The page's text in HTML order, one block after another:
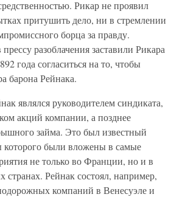
Рикар не проявил
притушить дело, ни в стремлении
борца за правду.
разоблачения заставили Рикара
года согласиться на то, чтобы
барона Рейнака.
являлся руководителем синдиката,
акций компании, а позднее
займа. Это был известный
которого были вложены в самые
не только во Франции, но и в
странах. Рейнак состоял, например,
компаний в Венесуэле и